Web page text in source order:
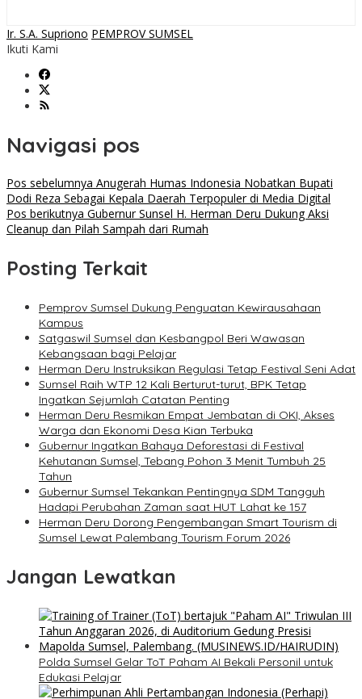
Ir. S.A. Supriono PEMPROV SUMSEL
Ikuti Kami
Navigasi pos
Pos sebelumnya Anugerah Humas Indonesia Nobatkan Bupati
Dodi Reza Sebagai Kepala Daerah Terpopuler di Media Digital
Pos berikutnya Gubernur Sunsel H. Herman Deru Dukung Aksi
Cleanup dan Pilah Sampah dari Rumah
Posting Terkait
Pemprov Sumsel Dukung Penguatan Kewirausahaan
Kampus
Satgaswil Sumsel dan Kesbangpol Beri Wawasan
Kebangsaan bagi Pelajar
Herman Deru Instruksikan Regulasi Tetap Festival Seni Adat
Sumsel Raih WTP 12 Kali Berturut-turut, BPK Tetap
Ingatkan Sejumlah Catatan Penting
Herman Deru Resmikan Empat Jembatan di OKI, Akses
Warga dan Ekonomi Desa Kian Terbuka
Gubernur Ingatkan Bahaya Deforestasi di Festival
Kehutanan Sumsel, Tebang Pohon 3 Menit Tumbuh 25
Tahun
Gubernur Sumsel Tekankan Pentingnya SDM Tangguh
Hadapi Perubahan Zaman saat HUT Lahat ke 157
Herman Deru Dorong Pengembangan Smart Tourism di
Sumsel Lewat Palembang Tourism Forum 2026
Jangan Lewatkan
Polda Sumsel Gelar ToT Paham AI Bekali Personil untuk
Edukasi Pelajar